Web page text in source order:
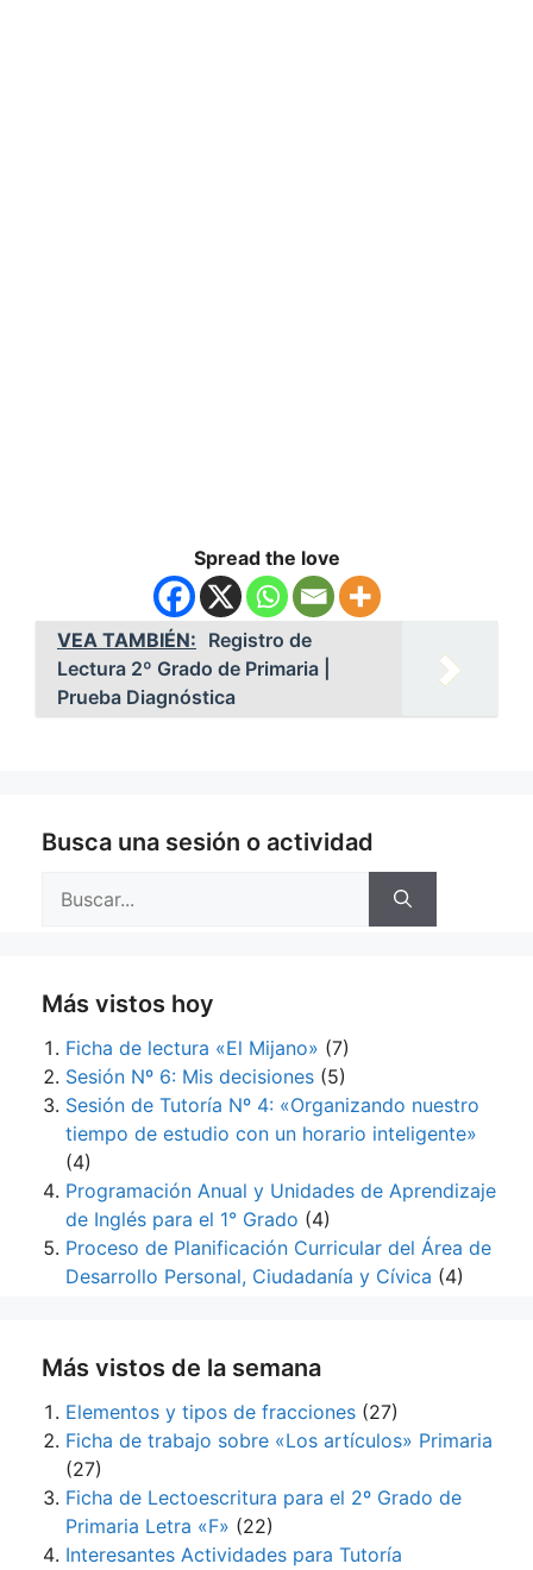
Spread the love
VEA TAMBIÉN: Registro de
Lectura 2º Grado de Primaria |
Prueba Diagnóstica
Busca una sesión o actividad
Más vistos hoy
Ficha de lectura «El Mijano» (7)
Sesión Nº 6: Mis decisiones (5)
Sesión de Tutoría Nº 4: «Organizando nuestro
tiempo de estudio con un horario inteligente»
(4)
Programación Anual y Unidades de Aprendizaje
de Inglés para el 1° Grado (4)
Proceso de Planificación Curricular del Área de
Desarrollo Personal, Ciudadanía y Cívica (4)
Más vistos de la semana
Elementos y tipos de fracciones (27)
Ficha de trabajo sobre «Los artículos» Primaria
(27)
Ficha de Lectoescritura para el 2º Grado de
Primaria Letra «F» (22)
Interesantes Actividades para Tutoría